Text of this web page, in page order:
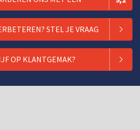
STEL JE VRAAG
OP KLANTGEMAK?